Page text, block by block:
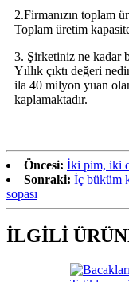
2.Firmanızın toplam
Toplam üretim
3. Şirketiniz ne kadar
Yıllık çıktı değeri
ila 40 milyon yuan
kaplamaktadır.
Öncesi: İki pim, iki
Sonraki: İç büküm
sopası
İLGİLİ